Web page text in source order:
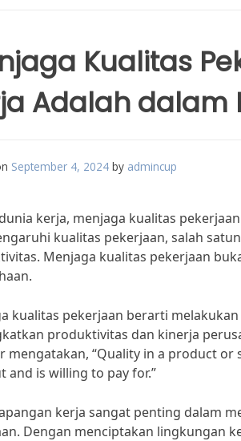
Kualitas
Adalah dalam
September 4, 2024 by admincup
kerja, menjaga kualitas
kualitas pekerjaan, salah
Menjaga kualitas pekerjaan
kualitas pekerjaan berarti
produktivitas dan kinerja
mengatakan, “Quality in a product
and is willing to pay for.”
kerja sangat penting dalam
Dengan menciptakan lingkungan